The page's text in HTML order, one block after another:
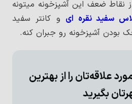
نقاط ضعف این آشپزخونه میتونه
سفید نقره ای و کانتر سفید
بودن آشپزخونه رو جبران کنه.
علاقه‌تان را از بهترین
بگیرید